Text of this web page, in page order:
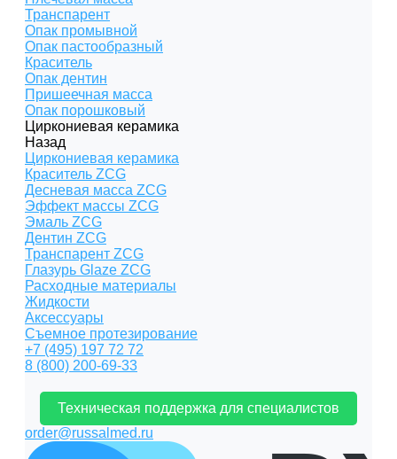
Транспарент
Опак промывной
Опак пастообразный
Краситель
Опак дентин
Пришеечная масса
Опак порошковый
Циркониевая керамика
Назад
Циркониевая керамика
Краситель ZCG
Десневая масса ZCG
Эффект массы ZCG
Эмаль ZCG
Дентин ZCG
Транспарент ZCG
Глазурь Glaze ZCG
Расходные материалы
Жидкости
Аксессуары
Съемное протезирование
+7 (495) 197 72 72
8 (800) 200-69-33
Техническая поддержка для специалистов
order@russalmed.ru